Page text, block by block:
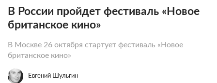
В России пройдет фестиваль «Новое
британское кино»
В Москве 26 октября стартует фестиваль «Новое
британское кино»
Евгений Шульгин